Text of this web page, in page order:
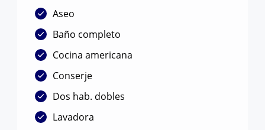
Aseo
Baño completo
Cocina americana
Conserje
Dos hab. dobles
Lavadora